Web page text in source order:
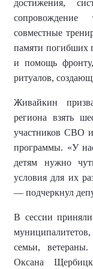
достижения,
совместные
памяти погибших
и помощь
ритуалов,
Живайкин
региона взять
участников СВО
программы. «У
детям нужно
условия для их
— подчеркнул
В сессии
семьи,
Оксана